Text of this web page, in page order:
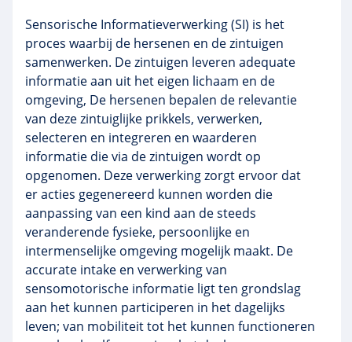
Sensorische Informatieverwerking (SI) is het
proces waarbij de hersenen en de zintuigen
samenwerken. De zintuigen leveren adequate
informatie aan uit het eigen lichaam en de
omgeving, De hersenen bepalen de relevantie
van deze zintuiglijke prikkels, verwerken,
selecteren en integreren en waarderen
informatie die via de zintuigen wordt op
opgenomen. Deze verwerking zorgt ervoor dat
er acties gegenereerd kunnen worden die
aanpassing van een kind aan de steeds
veranderende fysieke, persoonlijke en
intermenselijke omgeving mogelijk maakt. De
accurate intake en verwerking van
sensomotorische informatie ligt ten grondslag
aan het kunnen participeren in het dagelijks
leven; van mobiliteit tot het kunnen functioneren